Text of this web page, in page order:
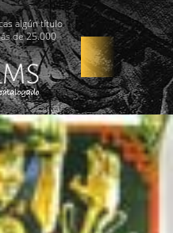
algún título
de 25.000